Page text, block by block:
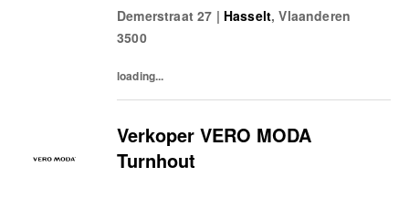
helpen bij het vinden van de perfecte outfit,
de...
Demerstraat 27 | Hasselt,Vlaanderen
3500
loading...
Verkoper VERO MODA
Turnhout